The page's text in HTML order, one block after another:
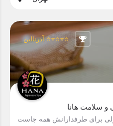
و سلامت هانا
آدرنالین ⭐⭐⭐⭐⭐